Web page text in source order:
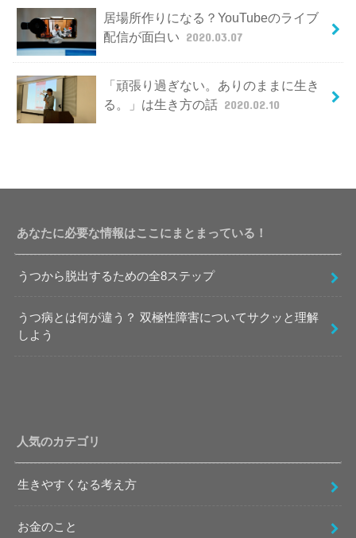
居場所作りになる？YouTubeのライブ
配信が面白い 2020.03.07
「頑張り過ぎない。ありのままに生き
る。」は生き方の話 2020.02.10
あなたに必要な情報はここにまとまっている！
うつから脱出するための全8ステップ
うつ病とは何が違う？ 双極性障害についてサクッと理解
しよう
人気のカテゴリ
生きやすくなる考え方
お金のこと